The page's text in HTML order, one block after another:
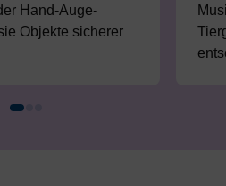
Hand-Auge-
Objekte sicherer